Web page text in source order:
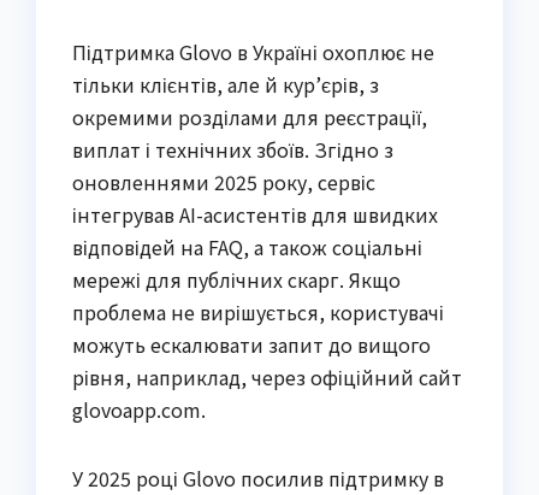
Підтримка Glovo в Україні охоплює не
тільки клієнтів, але й кур’єрів, з
окремими розділами для реєстрації,
виплат і технічних збоїв. Згідно з
оновленнями 2025 року, сервіс
інтегрував AI-асистентів для швидких
відповідей на FAQ, а також соціальні
мережі для публічних скарг. Якщо
проблема не вирішується, користувачі
можуть ескалювати запит до вищого
рівня, наприклад, через офіційний сайт
glovoapp.com.
У 2025 році Glovo посилив підтримку в